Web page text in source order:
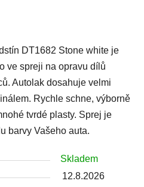
DT1682 Stone white je
ve spreji na opravu dílů
Autolak dosahuje velmi
Rychle schne, výborně
tvrdé plasty. Sprej je
barvy Vašeho auta.
Skladem
12.8.2026